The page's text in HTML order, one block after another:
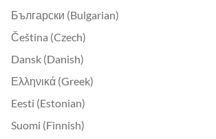
Български (Bulgarian)
Čeština (Czech)
Dansk (Danish)
Ελληνικά (Greek)
Eesti (Estonian)
Suomi (Finnish)